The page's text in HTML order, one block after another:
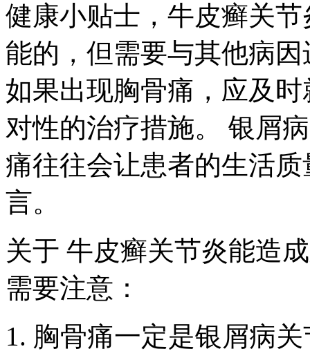
健康小贴士，牛皮癣关
能的，但需要与其他病
如果出现胸骨痛，应及
对性的治疗措施。 银屑
痛往往会让患者的生活
言。
关于 牛皮癣关节炎能造
需要注意：
1. 胸骨痛一定是银屑病